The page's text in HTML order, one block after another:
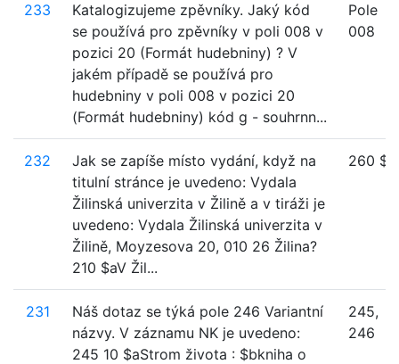
233
Katalogizujeme zpěvníky. Jaký kód
se používá pro zpěvníky v poli 008 v
pozici 20 (Formát hudebniny) ? V
jakém případě se používá pro
hudebniny v poli 008 v pozici 20
(Formát hudebniny) kód g - souhrnn...
Pole
008
232
Jak se zapíše místo vydání, když na
titulní stránce je uvedeno: Vydala
Žilinská univerzita v Žilině a v tiráži je
uvedeno: Vydala Žilinská univerzita v
Žilině, Moyzesova 20, 010 26 Žilina?
210 $aV Žil...
260 $a
231
Náš dotaz se týká pole 246 Variantní
názvy. V záznamu NK je uvedeno:
245 10 $aStrom života : $bkniha o
245,
246